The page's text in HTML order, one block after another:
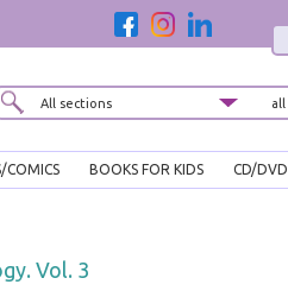
COMICS BOOKS FOR KIDS CD/DVD
Vol. 3